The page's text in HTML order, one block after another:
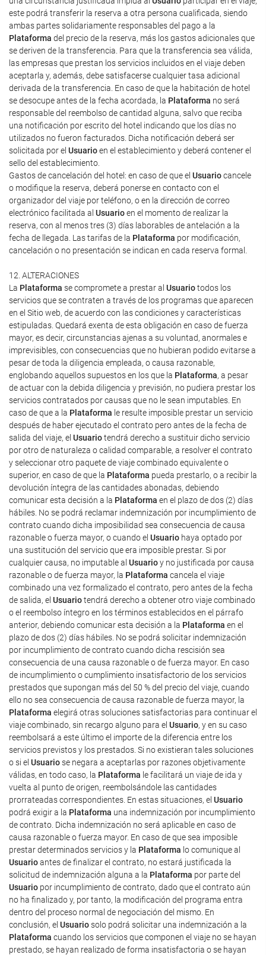
este podrá transferir la reserva a otra persona cualificada, siendo
ambas partes solidariamente responsables del pago a la
Plataforma del precio de la reserva, más los gastos adicionales que
se deriven de la transferencia. Para que la transferencia sea válida,
las empresas que prestan los servicios incluidos en el viaje deben
aceptarla y, además, debe satisfacerse cualquier tasa adicional
derivada de la transferencia. En caso de que la habitación de hotel
se desocupe antes de la fecha acordada, la Plataforma no será
responsable del reembolso de cantidad alguna, salvo que reciba
una notificación por escrito del hotel indicando que los días no
utilizados no fueron facturados. Dicha notificación deberá ser
solicitada por el Usuarioen el establecimiento y deberá contener el
sello del establecimiento.
Gastos de cancelación del hotel: en caso de que el Usuariocancele
o modifique la reserva, deberá ponerse en contacto con el
organizador del viaje por teléfono, o en la dirección de correo
electrónico facilitada al Usuarioen el momento de realizar la
reserva, con al menos tres (3) días laborables de antelación a la
fecha de llegada. Las tarifas de la Plataforma por modificación,
cancelación o no presentación se indican en cada reserva formal.
12. ALTERACIONES
La Plataforma se compromete a prestar al Usuariotodos los
servicios que se contraten a través de los programas que aparecen
en el Sitio web, de acuerdo con las condiciones y características
estipuladas. Quedará exenta de esta obligación en caso de fuerza
mayor, es decir, circunstancias ajenas a su voluntad, anormales e
imprevisibles, con consecuencias que no hubieran podido evitarse a
pesar de toda la diligencia empleada, o causa razonable,
englobando aquellos supuestos en los que la Plataforma, a pesar
de actuar con la debida diligencia y previsión, no pudiera prestar los
servicios contratados por causas que no le sean imputables. En
caso de que a la Plataforma le resulte imposible prestar un servicio
después de haber ejecutado el contrato pero antes de la fecha de
salida del viaje, el Usuariotendrá derecho a sustituir dicho servicio
por otro de naturaleza o calidad comparable, a resolver el contrato
y seleccionar otro paquete de viaje combinado equivalente o
superior, en caso de que la Plataforma pueda prestarlo, o a recibir la
devolución íntegra de las cantidades abonadas, debiendo
comunicar esta decisión a la Plataforma en el plazo de dos (2) días
hábiles. No se podrá reclamar indemnización por incumplimiento de
contrato cuando dicha imposibilidad sea consecuencia de causa
razonable o fuerza mayor, o cuando el Usuario haya optado por
una sustitución del servicio que era imposible prestar. Si por
cualquier causa, no imputable al Usuarioy no justificada por causa
razonable o de fuerza mayor, la Plataforma cancela el viaje
combinado una vez formalizado el contrato, pero antes de la fecha
de salida, el Usuariotendrá derecho a obtener otro viaje combinado
o el reembolso íntegro en los términos establecidos en el párrafo
anterior, debiendo comunicar esta decisión a la Plataforma en el
plazo de dos (2) días hábiles. No se podrá solicitar indemnización
por incumplimiento de contrato cuando dicha rescisión sea
consecuencia de una causa razonable o de fuerza mayor. En caso
de incumplimiento o cumplimiento insatisfactorio de los servicios
prestados que supongan más del 50 % del precio del viaje, cuando
ello no sea consecuencia de causa razonable de fuerza mayor, la
Plataforma elegirá otras soluciones satisfactorias para continuar el
viaje combinado, sin recargo alguno para el Usuario, y en su caso
reembolsará a este último el importe de la diferencia entre los
servicios previstos y los prestados. Si no existieran tales soluciones
o si el Usuariose negara a aceptarlas por razones objetivamente
válidas, en todo caso, la Plataforma le facilitará un viaje de ida y
vuelta al punto de origen, reembolsándole las cantidades
prorrateadas correspondientes. En estas situaciones, el Usuario
podrá exigir a la Plataforma una indemnización por incumplimiento
de contrato. Dicha indemnización no será aplicable en caso de
causa razonable o fuerza mayor. En caso de que sea imposible
prestar determinados servicios y la Plataforma lo comunique al
Usuarioantes de finalizar el contrato, no estará justificada la
solicitud de indemnización alguna a la Plataforma por parte del
Usuario por incumplimiento de contrato, dado que el contrato aún
no ha finalizado y, por tanto, la modificación del programa entra
dentro del proceso normal de negociación del mismo. En
conclusión, el Usuariosolo podrá solicitar una indemnización a la
Plataforma cuando los servicios que componen el viaje no se hayan
prestado, se hayan realizado de forma insatisfactoria o se hayan